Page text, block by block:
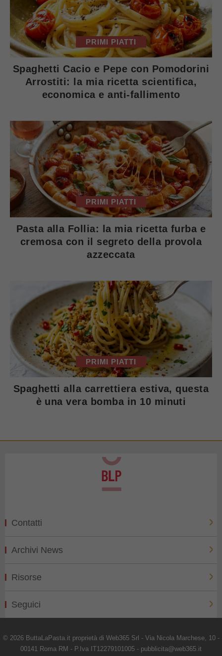
PRIMI PIATTI
Spaghetti Cacio e Pepe con Pomodorini
Arrostiti: la mia ricetta scientifica,
economica e anti-fallimento
PRIMI PIATTI
Pasta alla Follia: la mia ricetta furba e
cremosa con il segreto della provola
azzeccata
PRIMI PIATTI
Spaghetti alla carrettiera estiva, questa
è una vera bomba in 10 minuti
Contatti
Archivi News
Risorse
Seguici
© 2026 ButtaLaPasta.it proprietà di Web365 Srl - Via Nicola Marchese, 10 -
00141 Roma RM - P.Iva IT12279101005 - pubblicita@web365.it